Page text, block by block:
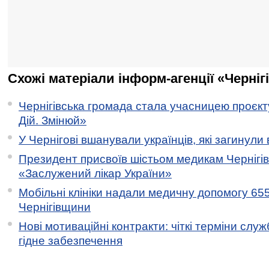
Схожі матеріали інформ-агенції
Чернігівська громада стала учасницею
Дій. Змінюй»
У Чернігові вшанували українців, які загинули
Президент присвоїв шістьом медикам
«Заслужений лікар України»
Мобільні клініки надали медичну допомогу
Чернігівщини
Нові мотиваційні контракти: чіткі терміни
гідне забезпечення